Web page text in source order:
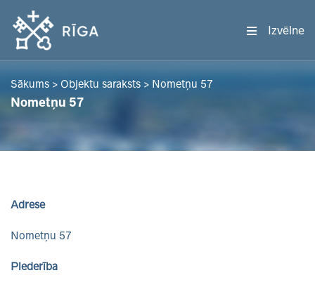
Izvēlne
Sākums > Objektu saraksts > Nometņu 57
Nometņu 57
Adrese
Nometņu 57
Piederība